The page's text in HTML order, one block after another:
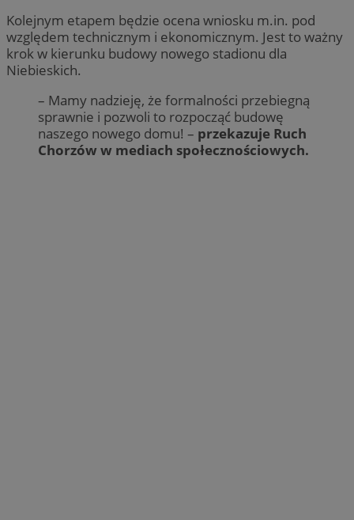
Kolejnym etapem będzie ocena wniosku m.in. pod
względem technicznym i ekonomicznym. Jest to ważny
krok w kierunku budowy nowego stadionu dla
Niebieskich.
– Mamy nadzieję, że formalności przebiegną
sprawnie i pozwoli to rozpocząć budowę
naszego nowego domu! – przekazuje Ruch
Chorzów w mediach społecznościowych.